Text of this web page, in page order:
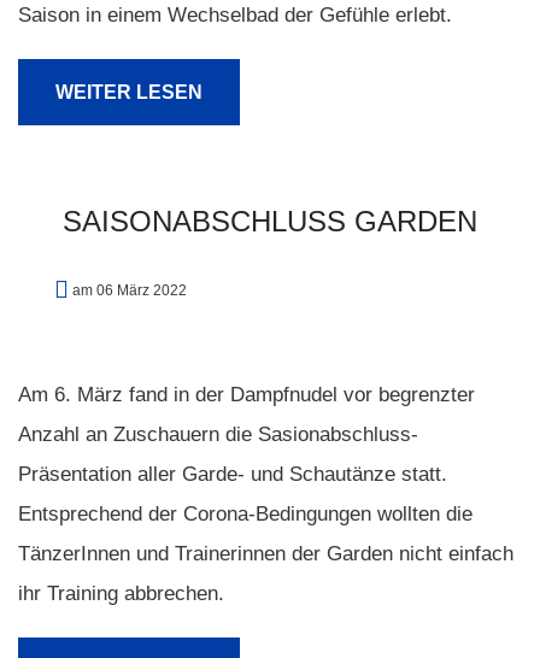
Saison in einem Wechselbad der Gefühle erlebt.
WEITER LESEN
SAISONABSCHLUSS GARDEN
am 06 März 2022
Am 6. März fand in der Dampfnudel vor begrenzter
Anzahl an Zuschauern die Sasionabschluss-
Präsentation aller Garde- und Schautänze statt.
Entsprechend der Corona-Bedingungen wollten die
TänzerInnen und Trainerinnen der Garden nicht einfach
ihr Training abbrechen.